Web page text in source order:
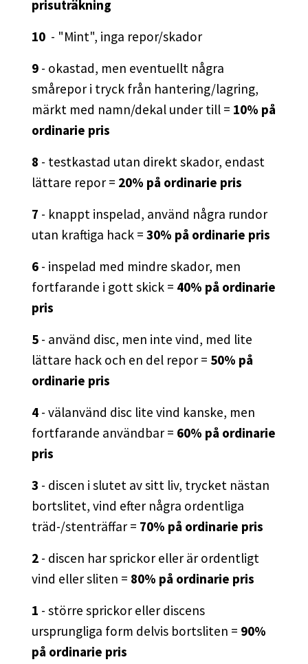
prisuträkning
10 - "Mint", inga repor/skador
9 - okastad, men eventuellt några
smårepor i tryck från hantering/lagring,
märkt med namn/dekal under till = 10% på
ordinarie pris
8 - testkastad utan direkt skador, endast
lättare repor = 20% på ordinarie pris
7 - knappt inspelad, använd några rundor
utan kraftiga hack = 30% på ordinarie pris
6 - inspelad med mindre skador, men
fortfarande i gott skick = 40% på ordinarie
pris
5 - använd disc, men inte vind, med lite
lättare hack och en del repor = 50% på
ordinarie pris
4 - välanvänd disc lite vind kanske, men
fortfarande användbar = 60% på ordinarie
pris
3 - discen i slutet av sitt liv, trycket nästan
bortslitet, vind efter några ordentliga
träd-/stenträffar = 70% på ordinarie pris
2 - discen har sprickor eller är ordentligt
vind eller sliten = 80% på ordinarie pris
1 - större sprickor eller discens
ursprungliga form delvis bortsliten = 90%
på ordinarie pris